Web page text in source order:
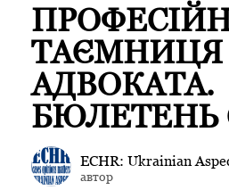
ТАЄМНИЦЯ
АДВОКАТА.
БЮЛЕТЕНЬ
ECHR: Ukrainian
автор